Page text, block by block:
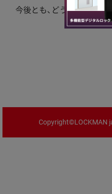
今後とも、どうぞよろしく
Copyright©LOCKMAN